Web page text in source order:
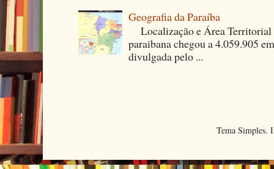
Geografia da Paraíba
Localização e Área
paraibana chegou a 4.059.905
divulgada pelo ...
Tema Simples.